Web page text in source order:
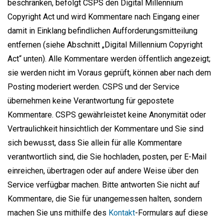
beschränken, befolgt CSPS den Digital Millennium
Copyright Act und wird Kommentare nach Eingang einer
damit in Einklang befindlichen Aufforderungsmitteilung
entfernen (siehe Abschnitt „Digital Millennium Copyright
Act“ unten). Alle Kommentare werden öffentlich angezeigt;
sie werden nicht im Voraus geprüft, können aber nach dem
Posting moderiert werden. CSPS und der Service
übernehmen keine Verantwortung für gepostete
Kommentare. CSPS gewährleistet keine Anonymität oder
Vertraulichkeit hinsichtlich der Kommentare und Sie sind
sich bewusst, dass Sie allein für alle Kommentare
verantwortlich sind, die Sie hochladen, posten, per E-Mail
einreichen, übertragen oder auf andere Weise über den
Service verfügbar machen. Bitte antworten Sie nicht auf
Kommentare, die Sie für unangemessen halten, sondern
machen Sie uns mithilfe des Kontakt-Formulars auf diese